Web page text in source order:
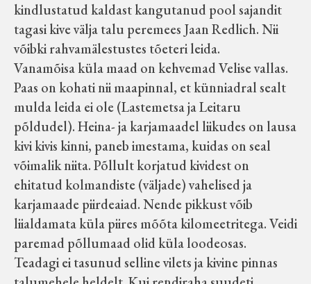
Koduleht on teoks saanud tänu Sillaotsa
Muuseumisõprade Seltsingu, Kohaliku
Omaalgatuse Programmi ja Märjamaa
Vallavalitsuse abile.
kindlustatud kaldast kangutanud pool sajandit
tagasi kive välja talu peremees Jaan Redlich. Nii
võibki rahvamälestustes tõeteri leida.
Vanamõisa küla maad on kehvemad Velise vallas.
Paas on kohati nii maapinnal, et künniadral sealt
mulda leida ei ole (Lastemetsa ja Leitaru
põldudel). Heina- ja karjamaadel liikudes on lausa
kivi kivis kinni, paneb imestama, kuidas on seal
võimalik niita. Põllult korjatud kividest on
ehitatud kolmandiste (väljade) vahelised ja
karjamaade piirdeaiad. Nende pikkust võib
liialdamata küla piires mõõta kilomeetritega. Veidi
paremad põllumaad olid küla loodeosas.
Teadagi ei tasunud selline vilets ja kivine pinnas